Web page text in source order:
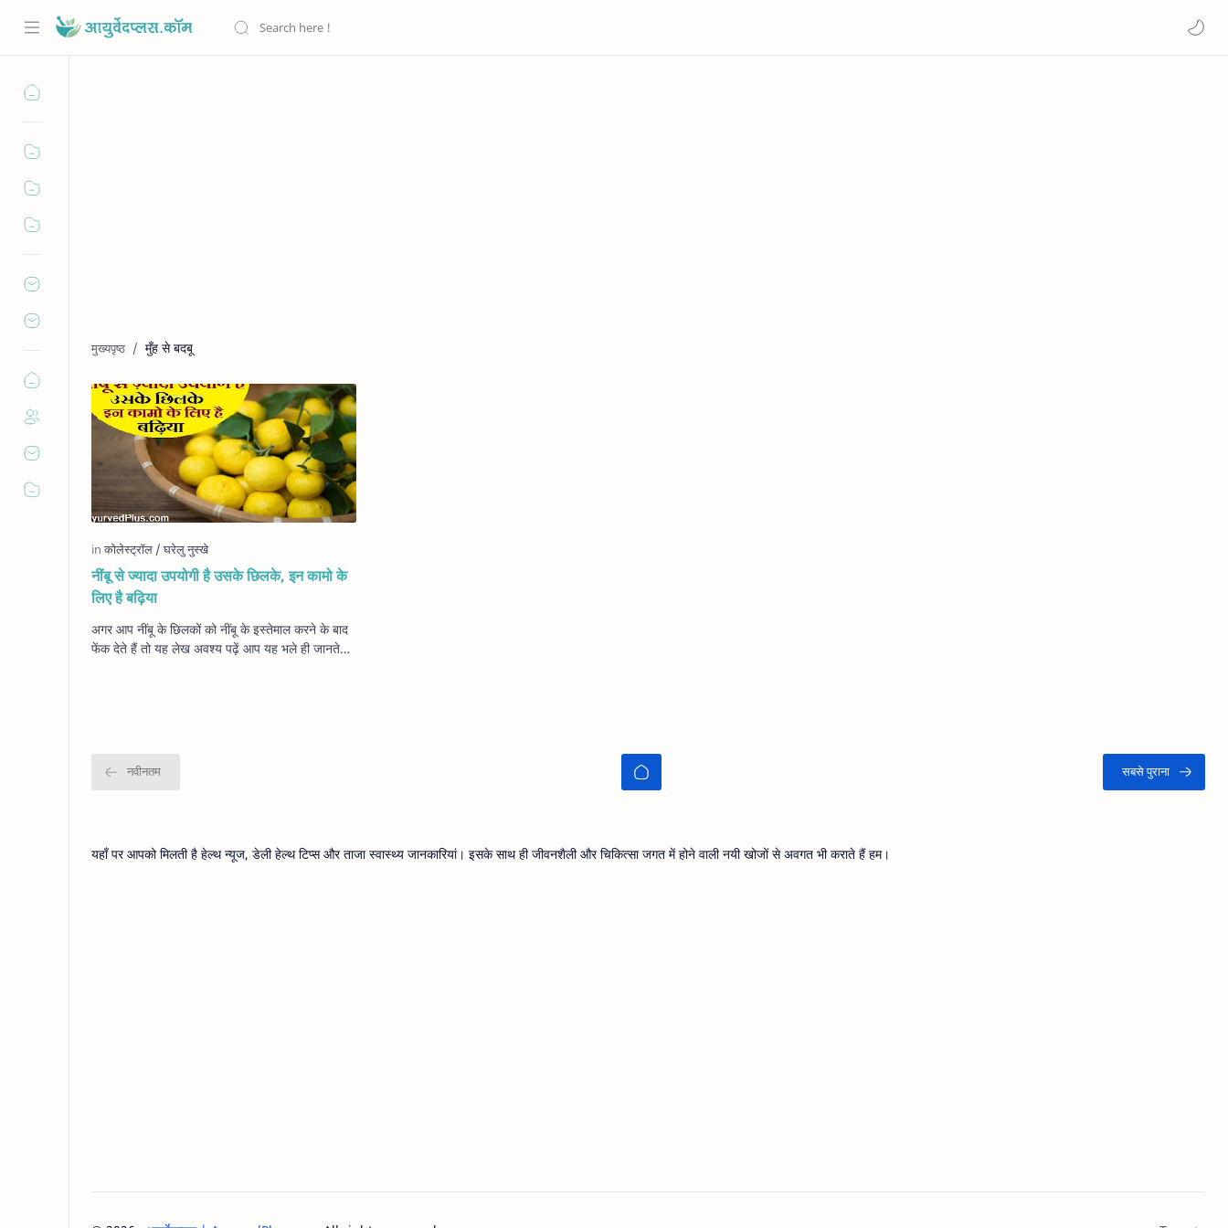
मुँह से बदबू
नींबू से ज्यादा उपयोगी है उसके छिलके, इन कामो के
लिए है बढ़िया
अगर आप नींबू के छिलकों को नींबू के इस्‍तेमाल करने के बाद
फेंक देते हैं तो यह लेख अवश्‍य पढ़ें आप यह भले ही जानते
यहाँ पर आपको मिलती है हेल्थ न्यूज, डेली हेल्थ टिप्स और ताजा स्वास्थ्य जानकारियां। इसके साथ ही जीवनशैली और चिकित्सा जगत में होने वाली नयी खोजों से अवगत भी कराते हैं हम।